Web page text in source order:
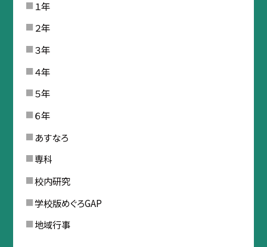
１年
２年
３年
４年
５年
６年
あすなろ
専科
校内研究
学校版めぐろGAP
地域行事